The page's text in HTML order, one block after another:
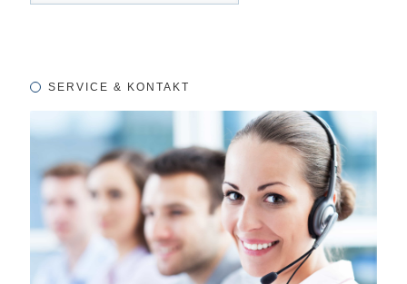
SERVICE & KONTAKT